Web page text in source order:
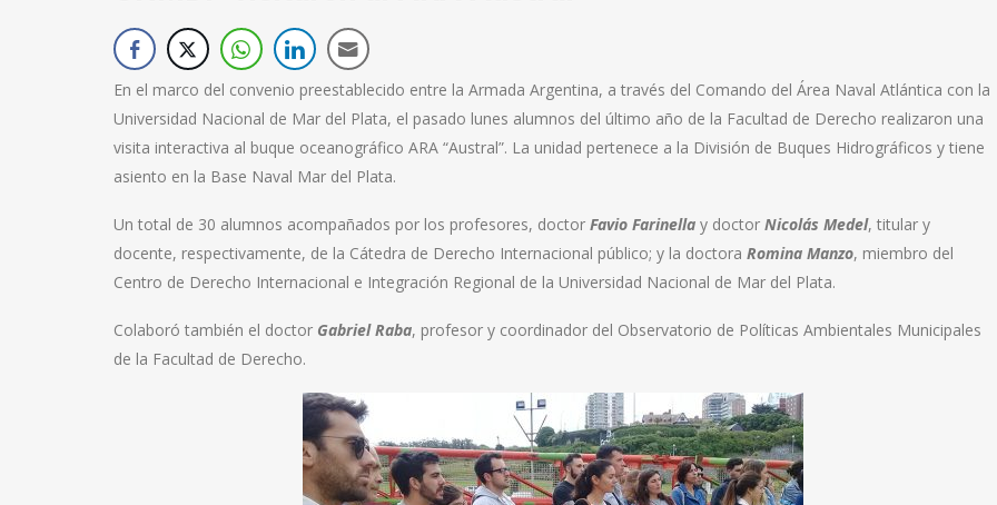
En el marco del convenio preestablecido entre la Armada Argentina, a través del Comando del Área Naval Atlántica con la
Universidad Nacional de Mar del Plata, el pasado lunes alumnos del último año de la Facultad de Derecho realizaron una
visita interactiva al buque oceanográfico ARA “Austral”. La unidad pertenece a la División de Buques Hidrográficos y tiene
asiento en la Base Naval Mar del Plata.
Un total de 30 alumnos acompañados por los profesores, doctor Favio Farinella y doctor Nicolás Medel, titular y
docente, respectivamente, de la Cátedra de Derecho Internacional público; y la doctora Romina Manzo, miembro del
Centro de Derecho Internacional e Integración Regional de la Universidad Nacional de Mar del Plata.
Colaboró también el doctor Gabriel Raba, profesor y coordinador del Observatorio de Políticas Ambientales Municipales
de la Facultad de Derecho.